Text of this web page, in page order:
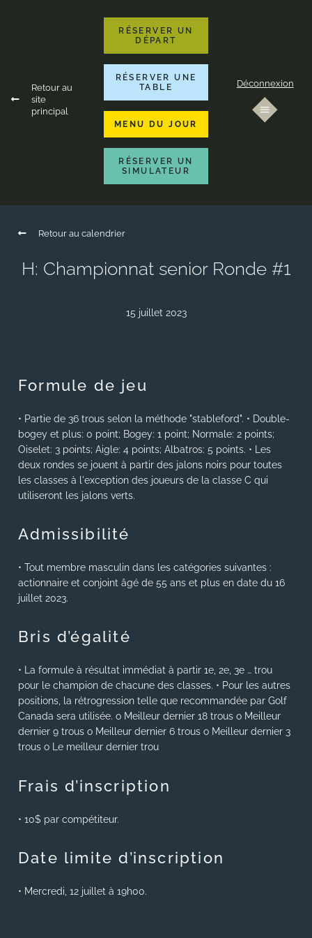
Retour au
site
principal
RÉSERVER UN
DÉPART
RÉSERVER UNE
TABLE
MENU DU JOUR
RÉSERVER UN
SIMULATEUR
Déconnexion
Retour au calendrier
H: Championnat senior Ronde #1
15 juillet 2023
Formule de jeu
• Partie de 36 trous selon la méthode "stableford". • Double-
bogey et plus: 0 point; Bogey: 1 point; Normale: 2 points;
Oiselet: 3 points; Aigle: 4 points; Albatros: 5 points. • Les
deux rondes se jouent à partir des jalons noirs pour toutes
les classes à l'exception des joueurs de la classe C qui
utiliseront les jalons verts.
Admissibilité
• Tout membre masculin dans les catégories suivantes :
actionnaire et conjoint âgé de 55 ans et plus en date du 16
juillet 2023.
Bris d’égalité
• La formule à résultat immédiat à partir 1e, 2e, 3e … trou
pour le champion de chacune des classes. • Pour les autres
positions, la rétrogression telle que recommandée par Golf
Canada sera utilisée. o Meilleur dernier 18 trous o Meilleur
dernier 9 trous o Meilleur dernier 6 trous o Meilleur dernier 3
trous o Le meilleur dernier trou
Frais d’inscription
• 10$ par compétiteur.
Date limite d’inscription
• Mercredi, 12 juillet à 19h00.